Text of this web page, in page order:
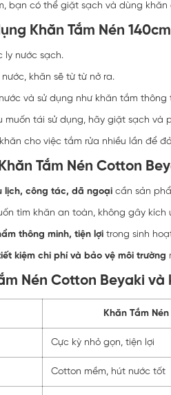
bạn có thể giặt sạch và dùng
Khăn Tắm Nén
ly nước sạch.
khăn sẽ từ từ nở ra.
và sử dụng như khăn tắm thông
muốn tái sử dụng, hãy giặt sạch và
cho việc tắm rửa nhiều lần để
Tắm Nén Cotton
lịch, công tác, dã ngoại cần sản
tìm khăn an toàn, không gây kích
thông minh, tiện lợi trong sinh
kiệm chi phí và bảo vệ môi trường
Nén Cotton Beyaki
Khăn Tắm
Cực kỳ nhỏ gọn, tiện lợi
Cotton mềm, hút nước tốt